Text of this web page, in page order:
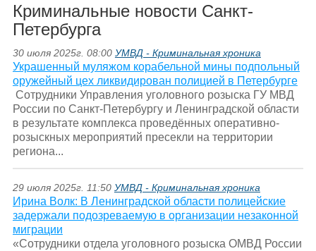
Криминальные новости Санкт-
Петербурга
30 июля 2025г. 08:00 УМВД - Криминальная хроника
Украшенный муляжом корабельной мины подпольный
оружейный цех ликвидирован полицией в Петербурге
Сотрудники Управления уголовного розыска ГУ МВД
России по Санкт-Петербургу и Ленинградской области
в результате комплекса проведённых оперативно-
розыскных мероприятий пресекли на территории
региона...
29 июля 2025г. 11:50 УМВД - Криминальная хроника
Ирина Волк: В Ленинградской области полицейские
задержали подозреваемую в организации незаконной
миграции
«Сотрудники отдела уголовного розыска ОМВД России